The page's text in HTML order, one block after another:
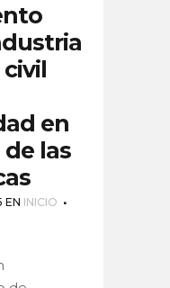
en
las
EN INICIO